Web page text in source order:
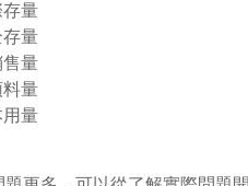
量
量
量
量
量